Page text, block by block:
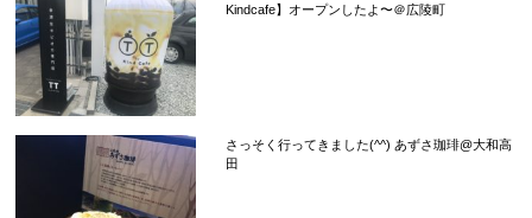
Kindcafe】オープンしたよ〜＠広陵町
さっそく行ってきました(^^) あずさ珈琲@大和高
田